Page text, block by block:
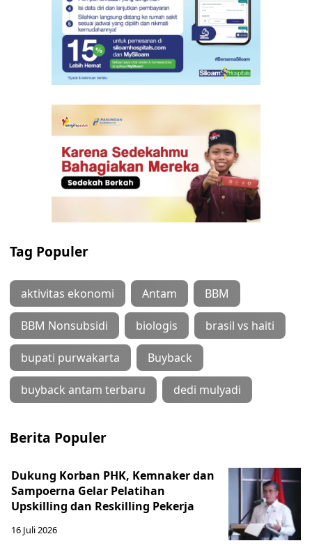
Tag Populer
aktivitas ekonomi Antam BBM
BBM Nonsubsidi biologis brasil vs haiti
bupati purwakarta Buyback
buyback antam terbaru dedi mulyadi
Berita Populer
Dukung Korban PHK, Kemnaker dan
Sampoerna Gelar Pelatihan
Upskilling dan Reskilling Pekerja
16 Juli 2026